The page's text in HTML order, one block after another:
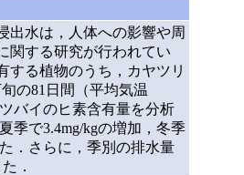
水は，人体への影響や周
関する研究が行われてい
する植物のうち，カヤツリ
の81日間（平均気温
バイのヒ素含有量を分析
季で3.4mg/kgの増加，冬季
．さらに，季別の排水量
．